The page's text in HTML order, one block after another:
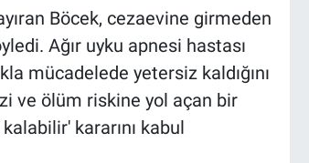
Böcek, cezaevine girmeden
Ağır uyku apnesi hastası
mücadelede yetersiz kaldığını
ve ölüm riskine yol açan bir
kararını kabul